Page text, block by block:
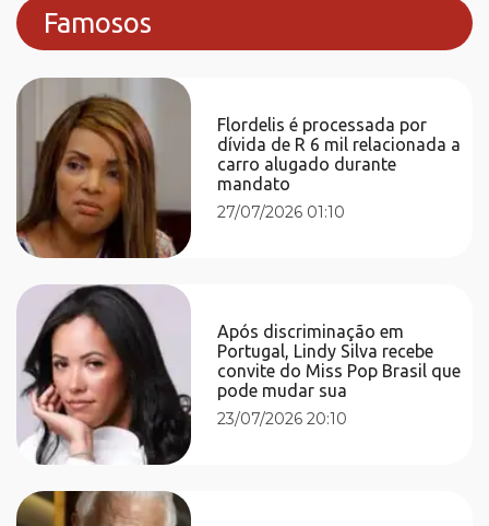
Famosos
Flordelis é processada por
dívida de R 6 mil relacionada a
carro alugado durante
mandato
27/07/2026 01:10
Após discriminação em
Portugal, Lindy Silva recebe
convite do Miss Pop Brasil que
pode mudar sua
23/07/2026 20:10